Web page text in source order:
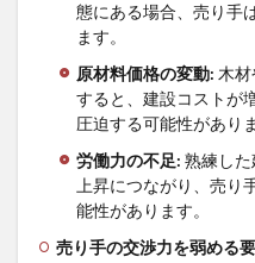
態にある場合、売り手
ます。
原材料価格の変動: 木
すると、建設コストが
圧迫する可能性があり
労働力の不足: 熟練し
上昇につながり、売り
能性があります。
売り手の交渉力を弱める